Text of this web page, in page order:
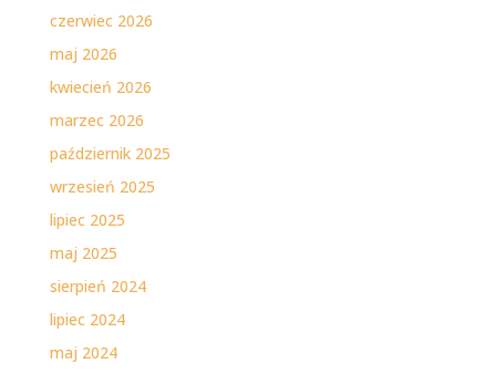
czerwiec 2026
maj 2026
kwiecień 2026
marzec 2026
październik 2025
wrzesień 2025
lipiec 2025
maj 2025
sierpień 2024
lipiec 2024
maj 2024